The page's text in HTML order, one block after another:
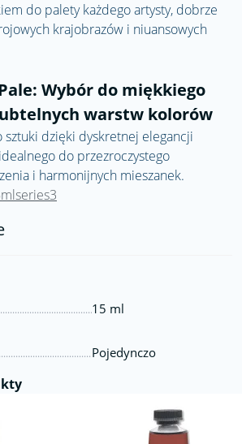
do palety każdego artysty, dobrze
krajobrazów i niuansowych
Wybór do miękkiego
warstw kolorów
sztuki dzięki dyskretnej elegancji
do przezroczystego
i harmonijnych mieszanek.
15 ml
Pojedynczo